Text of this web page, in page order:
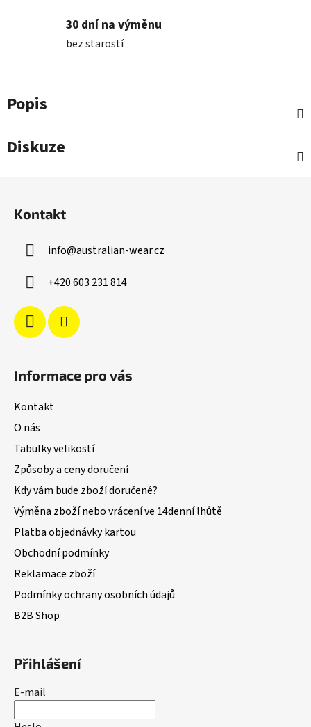
30 dní na výměnu
bez starostí
Popis
Diskuze
Kontakt
info@australian-wear.cz
+420 603 231 814
Informace pro vás
Kontakt
O nás
Tabulky velikostí
Způsoby a ceny doručení
Kdy vám bude zboží doručené?
Výměna zboží nebo vrácení ve 14denní lhůtě
Platba objednávky kartou
Obchodní podmínky
Reklamace zboží
Podmínky ochrany osobních údajů
B2B Shop
Přihlášení
E-mail